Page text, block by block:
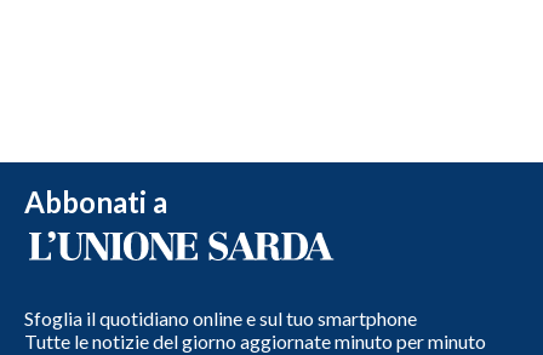
Abbonati a
Sfoglia il quotidiano online e sul tuo smartphone
Tutte le notizie del giorno aggiornate minuto per minuto